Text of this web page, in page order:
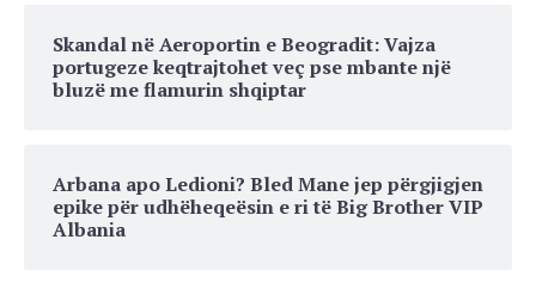
Skandal në Aeroportin e Beogradit: Vajza
portugeze keqtrajtohet veç pse mbante një
bluzë me flamurin shqiptar
Arbana apo Ledioni? Bled Mane jep përgjigjen
epike për udhëheqeësin e ri të Big Brother VIP
Albania